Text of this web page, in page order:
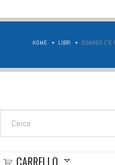
HOME LIBRI QUANDO C'È
FORM DI RICERCA
CARRELLO